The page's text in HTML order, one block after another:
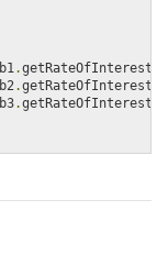
b1 .getRateOfInterest
b2 .getRateOfInterest
b3.getRateOfInterest